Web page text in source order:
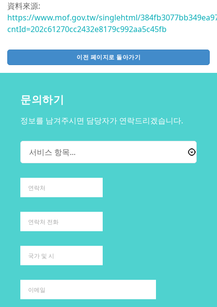
資料來源:
https://www.mof.gov.tw/singlehtml/
cntId=202c61270cc2432e8179c992aa5c45fb
이전 페이지로 돌아가기
문의하기
정보를 남겨주시면 담당자가 연락드리겠습니다.